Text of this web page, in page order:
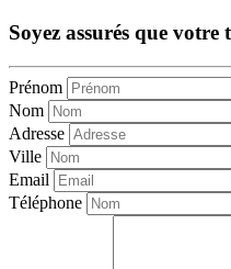
Soyez assurés que
Prénom
Nom
Adresse
Ville
Email
Téléphone